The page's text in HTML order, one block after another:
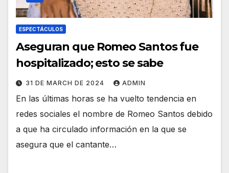
ESPECTÁCULOS
Aseguran que Romeo Santos fue
hospitalizado; esto se sabe
31 DE MARCH DE 2024 ADMIN
En las últimas horas se ha vuelto tendencia en
redes sociales el nombre de Romeo Santos debido
a que ha circulado información en la que se
asegura que el cantante…